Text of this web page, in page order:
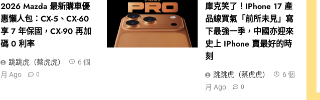
2026 Mazda 最新購車優
惠懶人包：CX-5、CX-60
享 7 年保固，CX-90 再加
碼 0 利率
跳跳虎（蔡虎虎）
6 個
月 Ago
0
庫克笑了！iPhone 17 產
品線買氣「前所未見」寫
下最強一季，中國亦迎來
史上 IPhone 賣最好的時
刻
跳跳虎（蔡虎虎）
6 個
月 Ago
0